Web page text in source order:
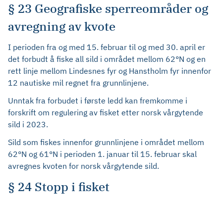
§ 23 Geografiske sperreområder og
avregning av kvote
I perioden fra og med 15. februar til og med 30. april er
det forbudt å fiske all sild i området mellom 62°N og en
rett linje mellom Lindesnes fyr og Hanstholm fyr innenfor
12 nautiske mil regnet fra grunnlinjene.
Unntak fra forbudet i første ledd kan fremkomme i
forskrift om regulering av fisket etter norsk vårgytende
sild i 2023.
Sild som fiskes innenfor grunnlinjene i området mellom
62°N og 61°N i perioden 1. januar til 15. februar skal
avregnes kvoten for norsk vårgytende sild.
§ 24 Stopp i fisket